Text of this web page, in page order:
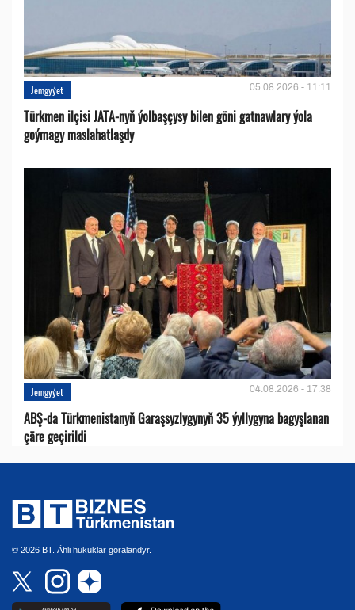
Jemgyýet 05.08.2026 - 11:11
Türkmen ilçisi JATA-nyň ýolbaşçysy bilen göni gatnawlary ýola
goýmagy maslahatlaşdy
Jemgyýet 04.08.2026 - 17:38
ABŞ-da Türkmenistanyň Garaşsyzlygynyň 35 ýyllygyna bagyşlanan
çäre geçirildi
© 2026 BT. Ähli hukuklar goralandyr.